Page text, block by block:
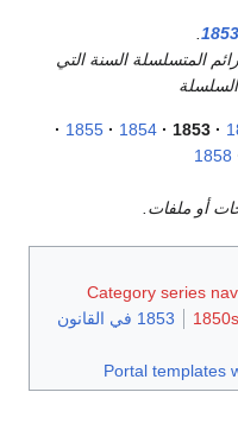
1853
المتسلسلة السنة التي
1853
1854
1855
1858
أو ملفات.
Category series
1853 في القانون
Portal templates